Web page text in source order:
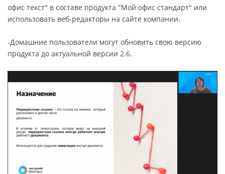
офис текст" в составе продукта "Мой офис стандарт" или
использовать веб-редакторы на сайте компании.
-Домашние пользователи могут обновить свою версию
продукта до актуальной версии 2.6.